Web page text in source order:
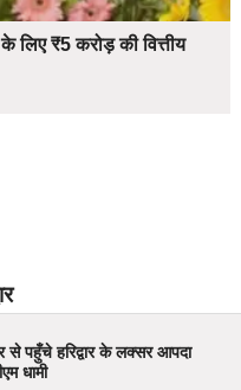
लिए ₹5 करोड़ की वित्तीय
से पहुँचे हरिद्वार के लक्सर आपदा
धामी